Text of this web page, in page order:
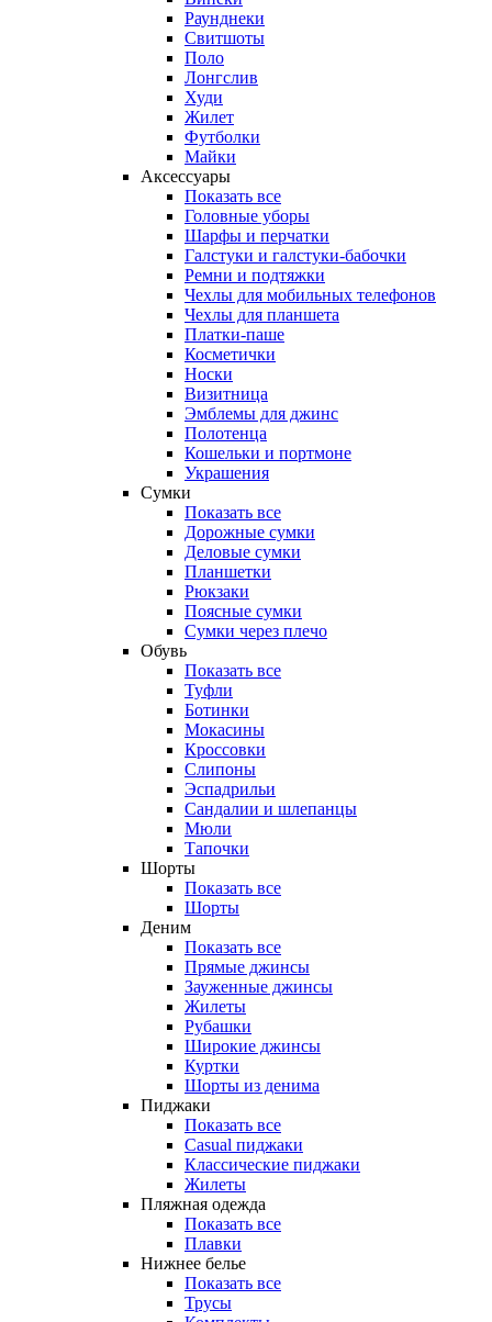
Раунднеки
Свитшоты
Поло
Лонгслив
Худи
Жилет
Футболки
Майки
Аксессуары
Показать все
Головные уборы
Шарфы и перчатки
Галстуки и галстуки-бабочки
Ремни и подтяжки
Чехлы для мобильных телефонов
Чехлы для планшета
Платки-паше
Косметички
Носки
Визитница
Эмблемы для джинс
Полотенца
Кошельки и портмоне
Украшения
Сумки
Показать все
Дорожные сумки
Деловые сумки
Планшетки
Рюкзаки
Поясные сумки
Сумки через плечо
Обувь
Показать все
Туфли
Ботинки
Мокасины
Кроссовки
Слипоны
Эспадрильи
Сандалии и шлепанцы
Мюли
Тапочки
Шорты
Показать все
Шорты
Деним
Показать все
Прямые джинсы
Зауженные джинсы
Жилеты
Рубашки
Широкие джинсы
Куртки
Шорты из денима
Пиджаки
Показать все
Casual пиджаки
Классические пиджаки
Жилеты
Пляжная одежда
Показать все
Плавки
Нижнее белье
Показать все
Трусы